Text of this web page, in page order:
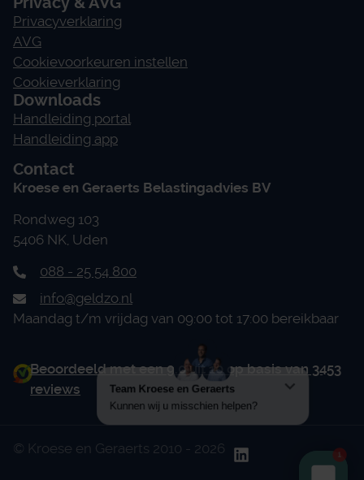
Privacyverklaring
AVG
Cookievoorkeuren instellen
Cookieverklaring
Downloads
Handleiding portal
Handleiding app
Contact
Kroese en Geraerts Belastingadvies BV
Rondweg 103
5406 NK, Uden
088 - 25 54 800
info@geldzo.nl
Maandag t/m vrijdag van 09:00 tot 17:00 bereikbaar
Beoordeeld met een 9.0 uit 10 op basis van 3453
reviews
© Kroese en Geraerts 2010 - 2026